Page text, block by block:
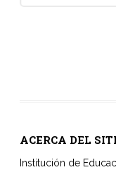
ACERCA DEL
Institución de